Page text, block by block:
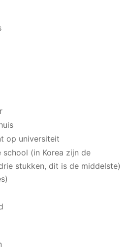
op universiteit
school (in Korea zijn de
stukken, dit is de middelste)